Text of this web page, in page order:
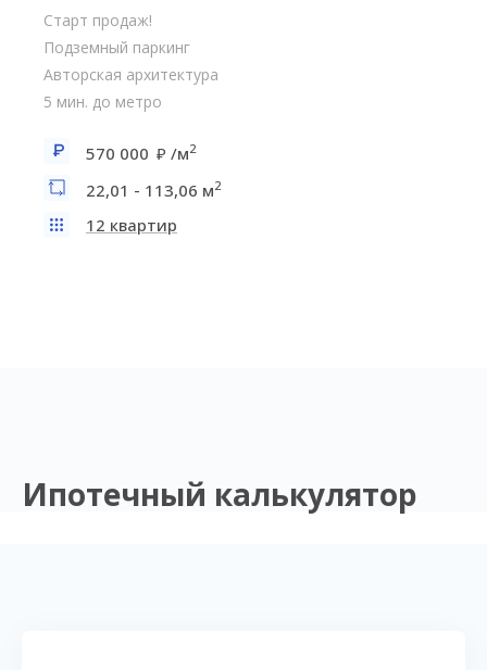
Старт продаж!
Подземный паркинг
Авторская архитектура
5 мин. до метро
570 000 /м2
22,01 - 113,06 м2
12 квартир
Ипотечный калькулятор